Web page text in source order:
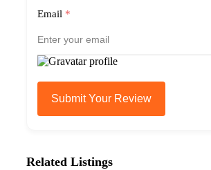
Email *
Submit Your Review
Related Listings